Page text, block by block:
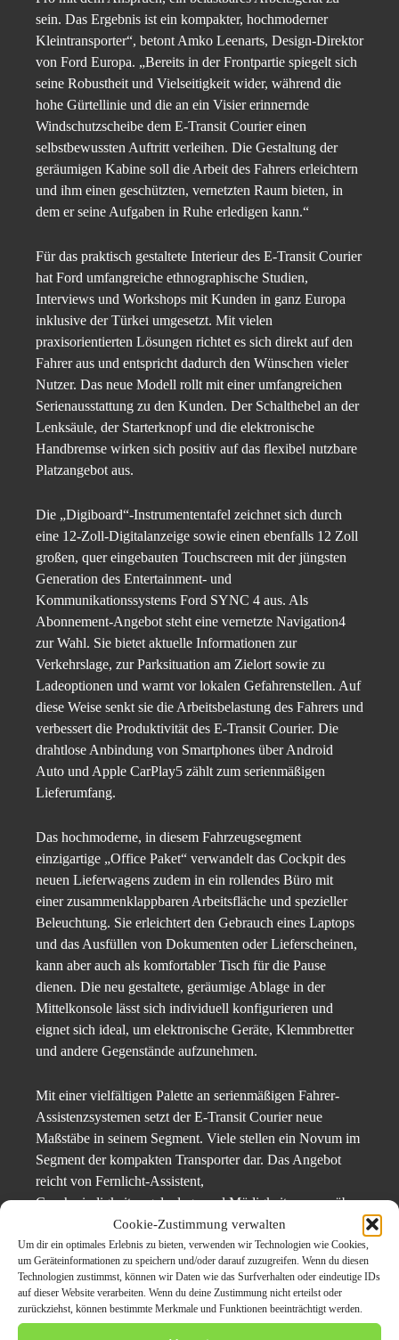
Cookie-Zustimmung verwalten
Um dir ein optimales Erlebnis zu bieten, verwenden wir Technologien wie Cookies,
um Geräteinformationen zu speichern und/oder darauf zuzugreifen. Wenn du diesen
Technologien zustimmst, können wir Daten wie das Surfverhalten oder eindeutige IDs
auf dieser Website verarbeiten. Wenn du deine Zustimmung nicht erteilst oder
zurückziehst, können bestimmte Merkmale und Funktionen beeinträchtigt werden.
sein. Das Ergebnis ist ein kompakter, hochmoderner
Kleintransporter“, betont Amko Leenarts, Design-Direktor
von Ford Europa. „Bereits in der Frontpartie spiegelt sich
seine Robustheit und Vielseitigkeit wider, während die
hohe Gürtellinie und die an ein Visier erinnernde
Windschutzscheibe dem E-Transit Courier einen
selbstbewussten Auftritt verleihen. Die Gestaltung der
geräumigen Kabine soll die Arbeit des Fahrers erleichtern
und ihm einen geschützten, vernetzten Raum bieten, in
dem er seine Aufgaben in Ruhe erledigen kann.“
Für das praktisch gestaltete Interieur des E-Transit Courier
hat Ford umfangreiche ethnographische Studien,
Interviews und Workshops mit Kunden in ganz Europa
inklusive der Türkei umgesetzt. Mit vielen
praxisorientierten Lösungen richtet es sich direkt auf den
Fahrer aus und entspricht dadurch den Wünschen vieler
Nutzer. Das neue Modell rollt mit einer umfangreichen
Serienausstattung zu den Kunden. Der Schalthebel an der
Lenksäule, der Starterknopf und die elektronische
Handbremse wirken sich positiv auf das flexibel nutzbare
Platzangebot aus.
Die „Digiboard“-Instrumententafel zeichnet sich durch
eine 12-Zoll-Digitalanzeige sowie einen ebenfalls 12 Zoll
großen, quer eingebauten Touchscreen mit der jüngsten
Generation des Entertainment- und
Kommunikationssystems Ford SYNC 4 aus. Als
Abonnement-Angebot steht eine vernetzte Navigation4
zur Wahl. Sie bietet aktuelle Informationen zur
Verkehrslage, zur Parksituation am Zielort sowie zu
Ladeoptionen und warnt vor lokalen Gefahrenstellen. Auf
diese Weise senkt sie die Arbeitsbelastung des Fahrers und
verbessert die Produktivität des E-Transit Courier. Die
drahtlose Anbindung von Smartphones über Android
Auto und Apple CarPlay5 zählt zum serienmäßigen
Lieferumfang.
Das hochmoderne, in diesem Fahrzeugsegment
einzigartige „Office Paket“ verwandelt das Cockpit des
neuen Lieferwagens zudem in ein rollendes Büro mit
einer zusammenklappbaren Arbeitsfläche und spezieller
Beleuchtung. Sie erleichtert den Gebrauch eines Laptops
und das Ausfüllen von Dokumenten oder Lieferscheinen,
kann aber auch als komfortabler Tisch für die Pause
dienen. Die neu gestaltete, geräumige Ablage in der
Mittelkonsole lässt sich individuell konfigurieren und
eignet sich ideal, um elektronische Geräte, Klemmbretter
und andere Gegenstände aufzunehmen.
Mit einer vielfältigen Palette an serienmäßigen Fahrer-
Assistenzsystemen setzt der E-Transit Courier neue
Maßstäbe in seinem Segment. Viele stellen ein Novum im
Segment der kompakten Transporter dar. Das Angebot
reicht von Fernlicht-Assistent,
Geschwindigkeitsregelanlage und Müdigkeitswarner über
Einparkhilfen vorne und hinten, Berganfahr-Assistent und
Intelligentem Geschwindigkeitsbegrenzer bis hin zu
Fahrspur-Assistent, Pre-Collision-Assist und
Rückfahrkamera. Auch das Verkehrsschild-
Erkennungssystem und die Falschfahrer-Warnfunktion